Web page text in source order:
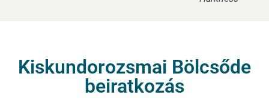
Kiskundorozsmai Bölcsőde
beiratkozás